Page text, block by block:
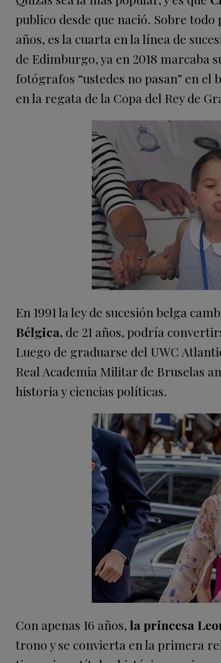
publico desde que nació. Sobre
años, es la cuarta en la línea de
de Edimburgo, ya en 2018 marcaba
fotógrafos “ustedes no pasan” en el
en la regata de la Copa del Rey de
En 1991 la ley de sucesión belga
Bélgica, de 21 años, podría
Luego de graduarse del UWC
Real Academia Militar de Bruselas
historia y ciencias políticas.
Con apenas 16 años, la princesa
trono y se convierta en la primera